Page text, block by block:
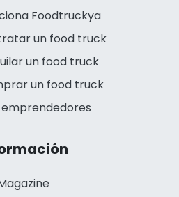
Foodtruckya
un food truck
un food truck
un food truck